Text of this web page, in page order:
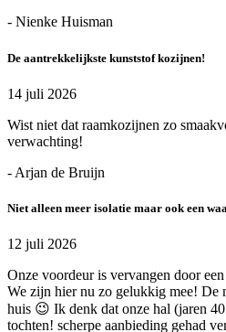
- Nienke Huisman
De aantrekkelijkste kunststof kozijnen!
14 juli 2026
Wist niet dat raamkozijnen zo
verwachting!
- Arjan de Bruijn
Niet alleen meer isolatie maar ook een
12 juli 2026
Onze voordeur is vervangen door
We zijn hier nu zo gelukkig mee! De
huis 😉 Ik denk dat onze hal (jaren
tochten! scherpe aanbieding gehad